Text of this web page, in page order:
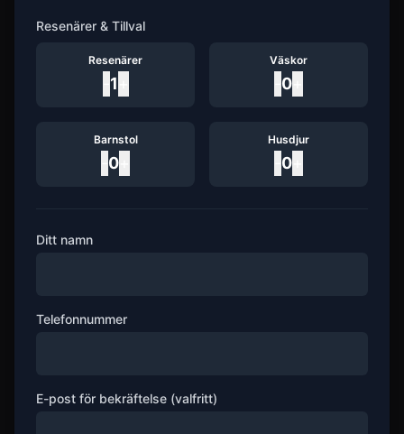
Resenärer & Tillval
Resenärer
1
Väskor
0
Barnstol
0
Husdjur
0
Ditt namn
Telefonnummer
E-post för bekräftelse (valfritt)